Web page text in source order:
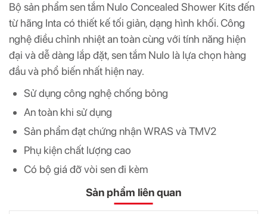
Bộ sản phẩm sen tắm Nulo Concealed Shower Kits đến
từ hãng Inta có thiết kế tối giản, dạng hình khối. Công
nghệ điều chỉnh nhiệt an toàn cùng với tính năng hiện
đại và dễ dàng lắp đặt, sen tắm Nulo là lựa chọn hàng
đầu và phổ biến nhất hiện nay.
Sử dụng công nghệ chống bỏng
An toàn khi sử dụng
Sản phẩm đạt chứng nhận WRAS và TMV2
Phụ kiện chất lượng cao
Có bộ giá đỡ vòi sen đi kèm
Sản phẩm liên quan